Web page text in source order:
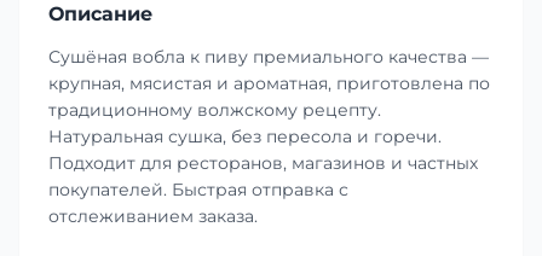
Описание
Сушёная вобла к пиву премиального качества —
крупная, мясистая и ароматная, приготовлена по
традиционному волжскому рецепту.
Натуральная сушка, без пересола и горечи.
Подходит для ресторанов, магазинов и частных
покупателей. Быстрая отправка с
отслеживанием заказа.